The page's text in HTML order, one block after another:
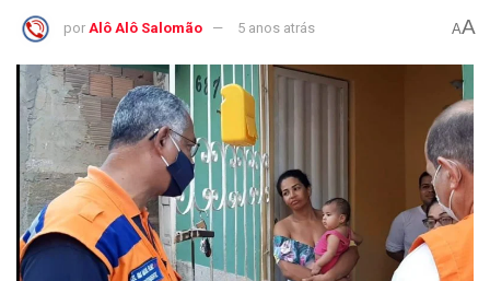
por Alô Alô Salomão 5 anos atrás AA